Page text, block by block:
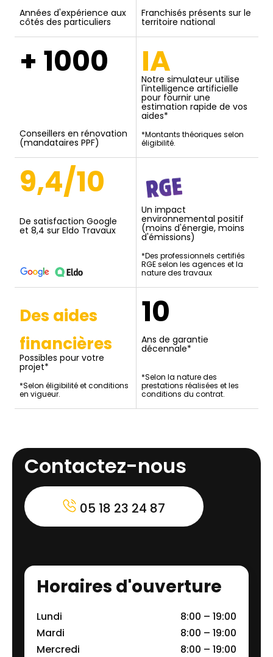
Années d'expérience aux
côtés des particuliers
Franchisés présents sur le
territoire national
+ 1000
Conseillers en rénovation
(mandataires PPF)
IA
Notre simulateur utilise
l'intelligence artificielle
pour fournir une
estimation rapide de vos
aides*
*Montants théoriques selon
éligibilité.
9,4/10
De satisfaction Google
et 8,4 sur Eldo Travaux
Un impact
environnemental positif
(moins d'énergie, moins
d'émissions)
*Des professionnels certifiés
RGE selon les agences et la
nature des travaux
Des aides
financières
Possibles pour votre
projet*
*Selon éligibilité et conditions
en vigueur.
10
Ans de garantie
décennale*
*Selon la nature des
prestations réalisées et les
conditions du contrat.
Contactez-nous
05 18 23 24 87
Horaires d'ouverture
Lundi
8:00 – 19:00
Mardi
8:00 – 19:00
Mercredi
8:00 – 19:00